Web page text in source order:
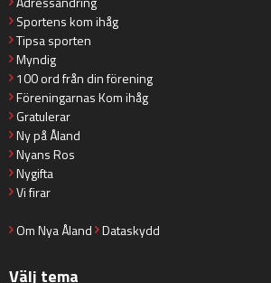
Sportens kom ihåg
Tipsa sporten
Myndig
100 ord från din förening
Föreningarnas Kom ihåg
Gratulerar
Ny på Åland
Nyans Ros
Nygifta
Vi firar
Om Nya Åland Dataskydd
Välj tema